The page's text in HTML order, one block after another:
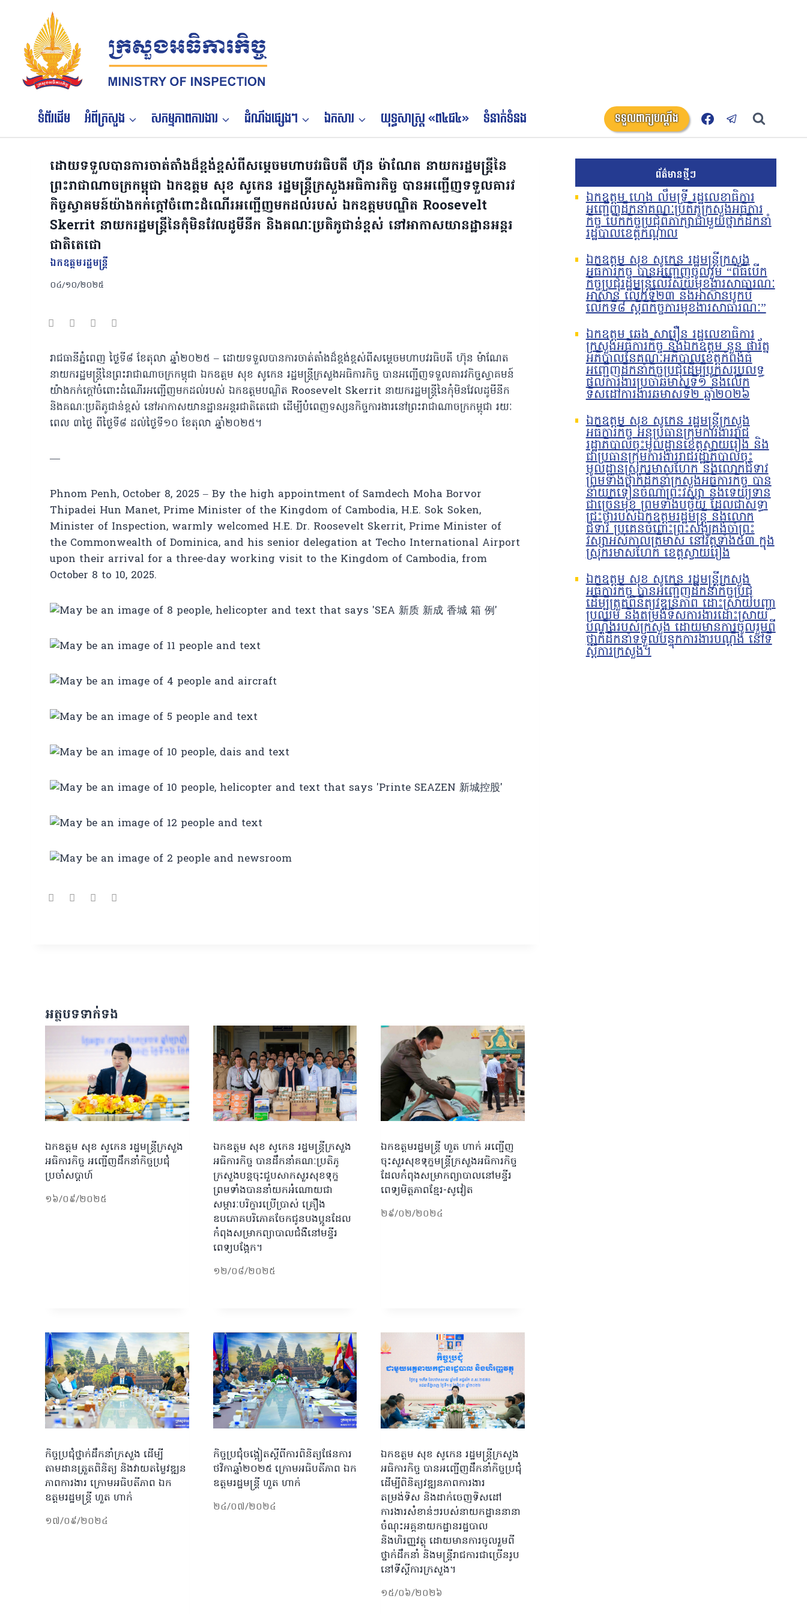
content
ទំព័រដើម អំពីក្រសួង សកម្មភាពការងារ ដំណឹងផ្សេងៗ ឯកសារ យុទ្ធសាស្ត្រ «ព៤ជ៤» ទំនាក់ទំនង ទទួលពាក្យបណ្តឹង
ដោយទទួលបានការចាត់តាំងដ៏ខ្ពង់ខ្ពស់ពីសម្តេចមហាបវរធិបតី ហ៊ុន ម៉ាណែត នាយករដ្ឋមន្រ្តីនៃ
ព្រះរាជាណាចក្រកម្ពុជា ឯកឧត្តម សុខ សូកេន រដ្ឋមន្រ្តីក្រសួងអធិការកិច្ច បានអញ្ជើញទទួលគារវ
កិច្ចស្វាគមន៍យ៉ាងកក់ក្ដៅចំពោះដំណើរអញ្ជើញមកដល់របស់ ឯកឧត្តមបណ្ឌិត Roosevelt
Skerrit នាយករដ្ឋមន្ត្រីនៃកុំមិនវែលដូមីនីក និងគណៈប្រតិភូជាន់ខ្ពស់ នៅអាកាសយានដ្ឋានអន្តរ
ជាតិតេជោ
ឯកឧត្ដមរដ្ឋមន្ត្រី
០៤/១០/២០២៥
រាជធានីភ្នំពេញ ថ្ងៃទី៨ ខែតុលា ឆ្នាំ២០២៥ – ដោយទទួលបានការចាត់តាំងដ៏ខ្ពង់ខ្ពស់ពីសម្តេចមហាបវរធិបតី ហ៊ុន ម៉ាណែត
នាយករដ្ឋមន្រ្តីនៃព្រះរាជាណាចក្រកម្ពុជា ឯកឧត្តម សុខ សូកេន រដ្ឋមន្រ្តីក្រសួងអធិការកិច្ច បានអញ្ជើញទទួលគារវកិច្ចស្វាគមន៍
យ៉ាងកក់ក្ដៅចំពោះដំណើរអញ្ជើញមកដល់របស់ ឯកឧត្តមបណ្ឌិត Roosevelt Skerrit នាយករដ្ឋមន្ត្រីនៃកុំមិនវែលដូមីនីក
និងគណៈប្រតិភូជាន់ខ្ពស់ នៅអាកាសយានដ្ឋានអន្តរជាតិតេជោ ដើម្បីបំពេញទស្សនកិច្ចការងារនៅព្រះរាជាណាចក្រកម្ពុជា រយៈ
ពេល ៣ថ្ងៃ ពីថ្ងៃទី៨ ដល់ថ្ងៃទី១០ ខែតុលា ឆ្នាំ២០២៥។
—
Phnom Penh, October 8, 2025 – By the high appointment of Samdech Moha Borvor
Thipadei Hun Manet, Prime Minister of the Kingdom of Cambodia, H.E. Sok Soken,
Minister of Inspection, warmly welcomed H.E. Dr. Roosevelt Skerrit, Prime Minister of
the Commonwealth of Dominica, and his senior delegation at Techo International Airport
upon their arrival for a three-day working visit to the Kingdom of Cambodia, from
October 8 to 10, 2025.
អត្ថបទទាក់ទង
ឯកឧត្តម សុខ សូកេន រដ្ឋមន្រ្តីក្រសួង
អធិការកិច្ច អញ្ជើញដឹកនាំកិច្ចប្រជុំ
ប្រចាំសប្ដាហ៍
១៦/០៩/២០២៥
ឯកឧត្តម សុខ សូកេន រដ្ឋមន្រ្តីក្រសួង
អធិការកិច្ច បានដឹកនាំគណៈប្រតិភូ
ក្រសួងបន្តចុះជួបសាកសួរសុខទុក្ខ
ព្រមទាំងបាននាំយកអំណោយជា
សម្ភារៈបរិក្ខារប្រើប្រាស់ គ្រឿង
ឧបភោគបរិភោគចែកជូនបងប្អូនដែល
កំពុងសម្រាកព្យាបាលជំងឺនៅមន្ទីរ
ពេទ្យបង្អែក។
១២/០៨/២០២៥
ឯកឧត្តមរដ្ឋមន្ត្រី ហួត ហាក់ អញ្ជើញ
ចុះសួរសុខទុក្ខមន្ត្រីក្រសួងអធិការកិច្ច
ដែលកំពុងសម្រាកព្យាបាលនៅមន្ទីរ
ពេទ្យមិត្តភាពខ្មែរ-សូវៀត
២៩/០២/២០២៤
កិច្ចប្រជុំថ្នាក់ដឹកនាំក្រសួង ដើម្បី
តាមដានត្រួតពិនិត្យ និងវាយតម្លៃវឌ្ឍន
ភាពការងារ ក្រោមអធិបតីភាព ឯក
ឧត្តមរដ្ឋមន្ត្រី ហួត ហាក់
១៧/០៩/២០២៤
កិច្ចប្រជុំចង្អៀតស្តីពីការពិនិត្យផែនការ
ថវិកាឆ្នាំ២០២៥ ក្រោមអធិបតីភាព ឯក
ឧត្តមរដ្ឋមន្ត្រី ហួត ហាក់
២៤/០៧/២០២៤
ឯកឧត្តម សុខ សូកេន រដ្ឋមន្រ្តីក្រសួង
អធិការកិច្ច បានអញ្ជើញដឹកនាំកិច្ចប្រជុំ
ដើម្បីពិនិត្យវឌ្ឍនភាពការងារ
តម្រង់ទិស និងដាក់ចេញទិសដៅ
ការងារសំខាន់ៗរបស់នាយកដ្ឋាននានា
ចំណុះអគ្គនាយកដ្ឋានរដ្ឋបាល
និងហិរញ្ញវត្ថុ ដោយមានការចូលរួមពី
ថ្នាក់ដឹកនាំ និងមន្ត្រីរាជការជាច្រើនរូប
នៅទីស្ដីការក្រសួង។
១៥/០៦/២០២៦
ព័ត៌មានថ្មីៗ
ឯកឧត្តម ហេង លឹមទ្រី រដ្ឋលេខាធិការ
អញ្ជើញដឹកនាំគណៈប្រតិភូក្រសួងអធិការ
កិច្ច បើកកិច្ចប្រជុំពិភាក្សាជាមួយថ្នាក់ដឹកនាំ
រដ្ឋបាលខេត្តកណ្តាល
ឯកឧត្តម សុខ សូកេន រដ្ឋមន្រ្តីក្រសួង
អធិការកិច្ច បានអញ្ជើញចូលរួម “ពិធីបើក
កិច្ចប្រជុំរដ្ឋមន្ត្រីលើវិស័យមុខងារសាធារណៈ
អាស៊ាន លើកទី២៣ និងអាស៊ានបូកបី
លើកទី៨ ស្តីពីកិច្ចការមុខងារសាធារណៈ”
ឯកឧត្តម ឆេង សារឿន រដ្ឋលេខាធិការ
ក្រសួងអធិការកិច្ច និងឯកឧត្តម នួន ផារ័ត្ន
អភិបាលនៃគណៈអភិបាលខេត្តកំពង់ធំ
អញ្ជើញដឹកនាំកិច្ចប្រជុំដើម្បីបូកសរុបលទ្ធ
ផលការងារប្រចាំឆមាសទី១ និងលើក
ទិសដៅការងារឆមាសទី២ ឆ្នាំ២០២៦
ឯកឧត្តម សុខ សូកេន រដ្ឋមន្រ្តីក្រសួង
អធិការកិច្ច អនុប្រធានក្រុមការងាររាជ
រដ្ឋាភិបាលចុះមូលដ្ឋានខេត្តស្វាយរៀង និង
ជាប្រធានក្រុមការងាររាជរដ្ឋាភិបាលចុះ
មូលដ្ឋានស្រុករមាសហែក និងលោកជំទាវ
ព្រមទាំងថ្នាក់ដឹកនាំក្រសួងអធិការកិច្ច បាន
នាំយកទៀនចំណាំព្រះវស្សា និងទេយ្យទាន
ជាច្រើនមុខ ព្រមទាំងបច្ច័យ ដែលជាសទ្ធា
ជ្រះថ្លារបស់ឯកឧត្តមរដ្ឋមន្រ្តី និងលោក
ជំទាវ ប្រគេនចំពោះព្រះសង្ឃគង់ចាំព្រះ
វស្សាអស់កាលត្រីមាស នៅវត្តទាំង៥៣ ក្នុង
ស្រុករមាសហែក ខេត្តស្វាយរៀង
ឯកឧត្តម សុខ សូកេន រដ្ឋមន្រ្តីក្រសួង
អធិការកិច្ច បានអញ្ជើញដឹកនាំកិច្ចប្រជុំ
ដើម្បីត្រួតពិនិត្យវឌ្ឍនភាព ដោះស្រាយបញ្ហា
ប្រឈម និងតម្រង់ទិសការងារដោះស្រាយ
បណ្តឹងរបស់ក្រសួង ដោយមានការចូលរួមពី
ថ្នាក់ដឹកនាំទទួលបន្ទុកការងារបណ្ដឹង នៅទី
ស្ដីការក្រសួង។